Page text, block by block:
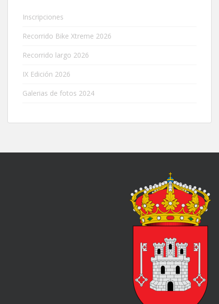
Inscripciones
Recorrido Bike Xtreme 2026
Recorrido largo 2026
IX Edición 2026
Galerias de fotos 2024